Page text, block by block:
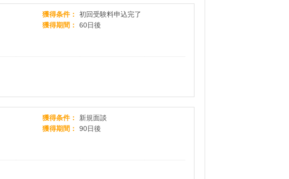
獲得条件
初回受験料申込完了
獲得期間
60日後
獲得条件
新規面談
獲得期間
90日後